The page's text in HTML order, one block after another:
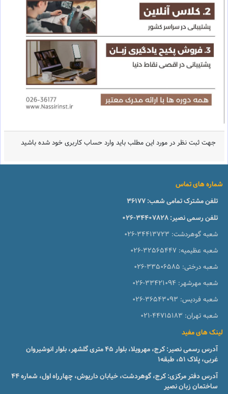
جهت ثبت نظر در مورد این مطلب باید وارد حساب کاربری خود شده باشید
شماره های تماس
تلفن مشترک تمامی شعب:36177
تلفن رسمی نصیر:026-34407828
شعبه گوهردشت: 026-34413723
شعبه عظیمیه: 026-32565447
شعبه درختی: 026-33506585
شعبه مهرشهر: 026-33421094
شعبه فردیس: 026-36543093
شعبه تهران: 021-44715183
لینک های مفید
آدرس رسمی نصیر: کرج، مهرویلا، بلوار 45 متری گلشهر، بلوار انوشیروان
غربی، پلاک 51، طبقه1
آدرس دفتر مرکزی: کرج، گوهردشت، خیابان داریوش، چهارراه اول، شماره ۴۴
ساختمان زبان نصیر